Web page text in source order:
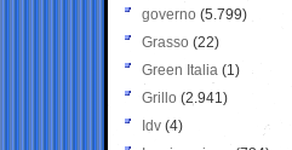
governo (5.799)
Grasso (22)
Green Italia (1)
Grillo (2.941)
Idv (4)